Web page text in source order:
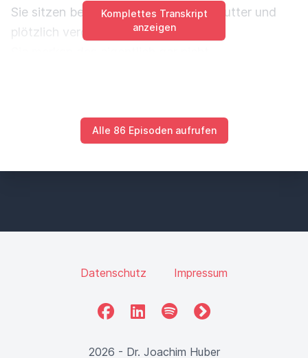
Komplettes Transkript
anzeigen
Sie sitzen beim Fernsehen mit Ihrer Mutter und
plötzlich verdreht die die Augen,
im Sessel zusammen singt.
Hallo, hallo.
Keine Reaktion.
Auch als Laie fällt ihnen auf, dass die
Sie kriegt so einen komischen, wechselnden,
Alle 86 Episoden aufrufen
Datenschutz Impressum
FacebookLinkedInSpotifyfyyd
2026 - Dr. Joachim Huber